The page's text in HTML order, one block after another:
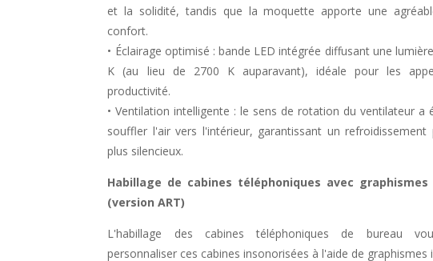
et la solidité, tandis que la moquette apporte une
confort.
• Éclairage optimisé : bande LED intégrée diffusant une
K (au lieu de 2700 K auparavant), idéale pour les
productivité.
• Ventilation intelligente : le sens de rotation du ventilateur a
souffler l'air vers l'intérieur, garantissant un refroidissement
plus silencieux.
Habillage de cabines téléphoniques avec graphismes
(version ART)
L'habillage des cabines téléphoniques de bureau
personnaliser ces cabines insonorisées à l'aide de graphismes